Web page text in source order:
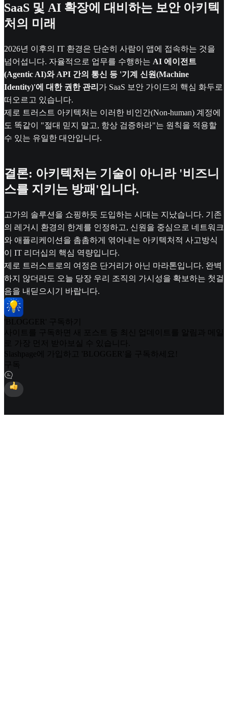
SaaS 및 AI 확장에 대비하는 보안 아키텍
처의 미래
2026년 이후의 IT 환경은 단순히 사람이 앱에 접속하는 것을
넘어섭니다. 자율적으로 업무를 수행하는 AI 에이전트
(Agentic AI)와 API 간의 통신 등 '기계 신원(Machine
Identity)'에 대한 권한 관리 가 SaaS 보안 가이드의 핵심 화두로
떠오르고 있습니다.
제로 트러스트 아키텍처는 이러한 비인간(Non-human) 계정에
도 똑같이 "절대 믿지 말고, 항상 검증하라"는 원칙을 적용할
수 있는 유일한 대안입니다.
결론: 아키텍처는 기술이 아니라 '비즈니
스를 지키는 방패'입니다.
고가의 솔루션을 쇼핑하듯 도입하는 시대는 지났습니다. 기존
의 레거시 환경의 한계를 인정하고, 신원을 중심으로 네트워크
와 애플리케이션을 촘촘하게 엮어내는 아키텍처적 사고방식
이 IT 리더십의 핵심 역량입니다.
제로 트러스트로의 여정은 단거리가 아닌 마라톤입니다. 완벽
하지 않더라도 오늘 당장 우리 조직의 가시성을 확보하는 첫걸
음을 내딛으시기 바랍니다.
'BLOGGER' 구독하기
사이트를 구독하면 새 포스트 등 최신 업데이트를 알림과 메일
로 가장 먼저 받아보실 수 있습니다.
Slashpage에 가입하고 'BLOGGER'을 구독하세요!
구독